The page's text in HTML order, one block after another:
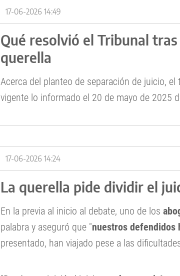
17-06-2026 14:49
Qué resolvió el Tribunal
querella
Acerca del planteo de separación de juicio,
vigente lo informado el 20 de mayo de 2025
17-06-2026 14:24
La querella pide dividir el
En la previa al inicio al debate, uno de los
palabra y aseguró que "nuestros defendidos
presentado, han viajado pese a las